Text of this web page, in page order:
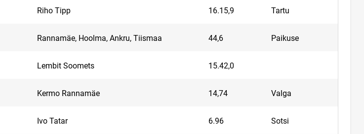
Riho Tipp 16.15,9 Tartu
Rannamäe, Hoolma, Ankru, Tiismaa 44,6 Paikuse
Lembit Soomets 15.42,0
Kermo Rannamäe 14,74 Valga
Ivo Tatar 6.96 Sotsi